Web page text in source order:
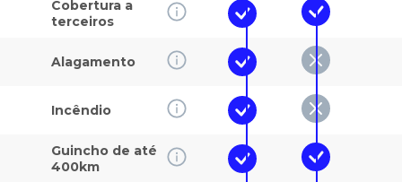
Cobertura a
terceiros
Alagamento
Incêndio
Guincho de até
400km